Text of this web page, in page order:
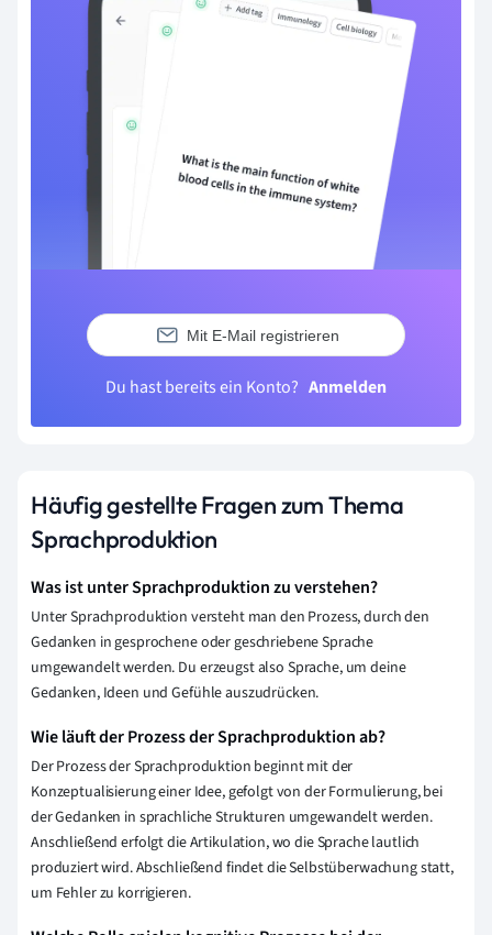
Mit E-Mail registrieren
Du hast bereits ein Konto? Anmelden
Häufig gestellte Fragen zum Thema
Sprachproduktion
Was ist unter Sprachproduktion zu verstehen?
Unter Sprachproduktion versteht man den Prozess, durch den
Gedanken in gesprochene oder geschriebene Sprache
umgewandelt werden. Du erzeugst also Sprache, um deine
Gedanken, Ideen und Gefühle auszudrücken.
Wie läuft der Prozess der Sprachproduktion ab?
Der Prozess der Sprachproduktion beginnt mit der
Konzeptualisierung einer Idee, gefolgt von der Formulierung, bei
der Gedanken in sprachliche Strukturen umgewandelt werden.
Anschließend erfolgt die Artikulation, wo die Sprache lautlich
produziert wird. Abschließend findet die Selbstüberwachung statt,
um Fehler zu korrigieren.